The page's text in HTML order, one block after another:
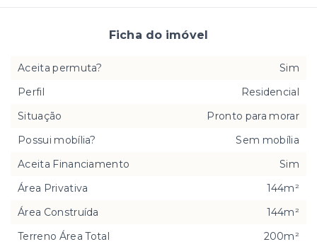
Ficha do imóvel
Aceita permuta?
Sim
Perfil
Residencial
Situação
Pronto para morar
Possui mobília?
Sem mobília
Aceita Financiamento
Sim
Área Privativa
144m²
Área Construída
144m²
Terreno Área Total
200m²